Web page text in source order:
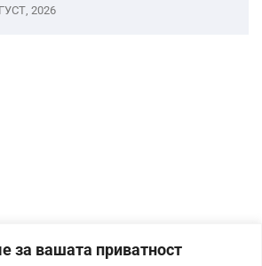
за вашата приватност
2026